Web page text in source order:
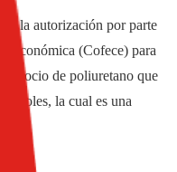
la autorización por parte
Económica (Cofece) para
de poliuretano que
la cual es una